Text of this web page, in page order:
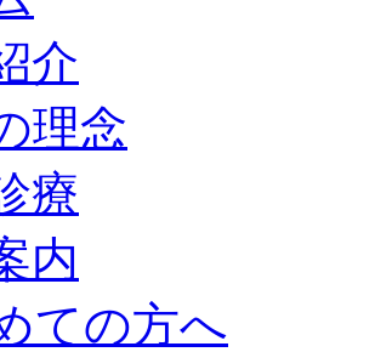
介
理念
療
内
ての方へ